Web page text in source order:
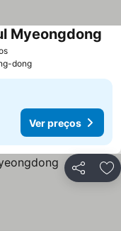
Ver preços
Myeongdong
dong
Ver preços
Partilhar